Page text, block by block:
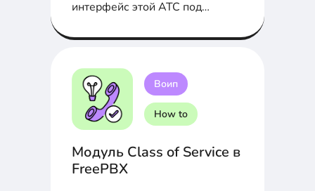
интерфейс этой АТС под
Воип
How to
Модуль Class of Service в
FreePBX